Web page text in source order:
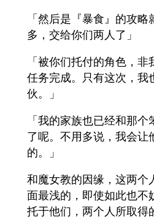
「然后是『暴食』的攻
多，交给你们两人了」
「被你们托付的角色，
任务完成。只有这次，我
伙。」
「我的家族也已经和那
了呢。不用多说，我会让
的。」
和魔女教的因缘，这两个
面最浅的，即使如此也不
托于他们，两个人所取得